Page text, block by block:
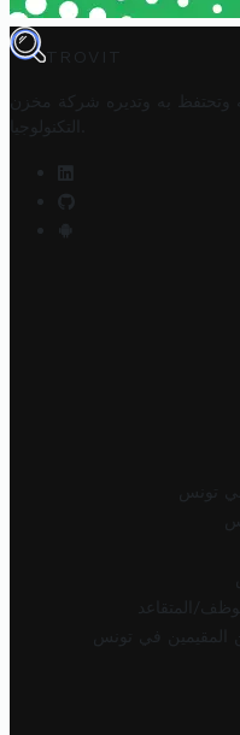
TROVIT
به وتديره
شركة مخزن
التكنولوجيا
تونس
المتقاعد
المقيمين في تونس